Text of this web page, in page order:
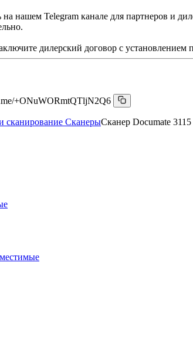
нашем Telegram канале для партнеров и
дилерский договор с установлением
+ONuWORmtQTljN2Q6
сканирование СканерыСканер Documate